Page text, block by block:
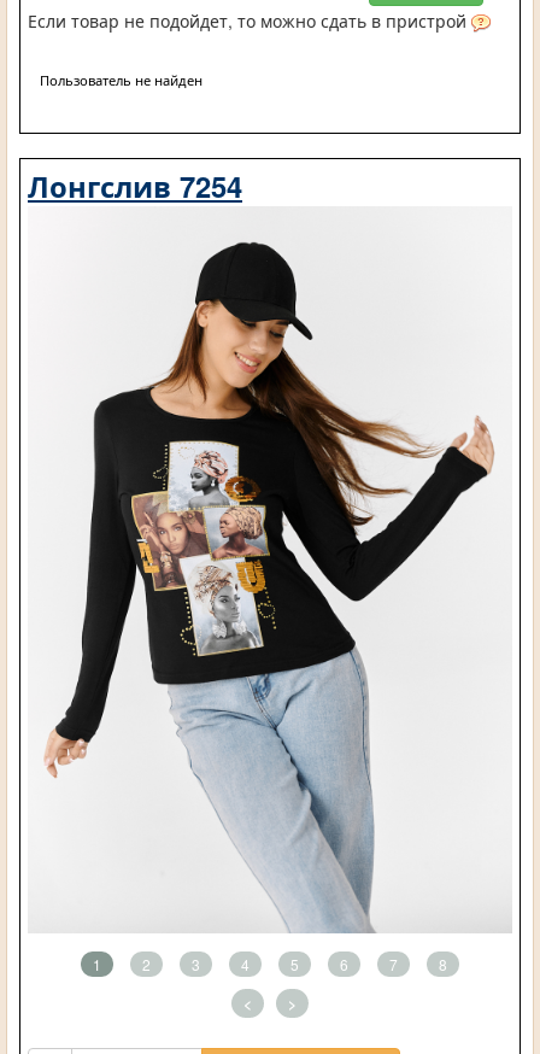
Если товар не подойдет, то можно сдать в пристрой
Пользователь не найден
Лонгслив 7254
1 2 3 4 5 6 7 8
< >